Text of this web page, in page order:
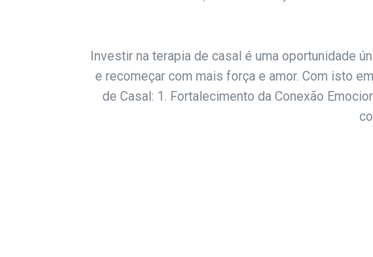
Investir na terapia de casal é uma oportunidade
e recomeçar com mais força e amor. Com isto
de Casal: 1. Fortalecimento da Conexão